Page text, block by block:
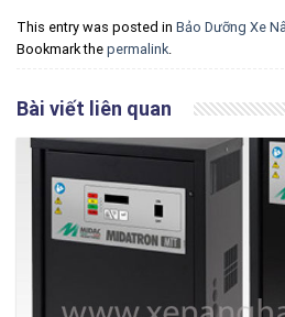
This entry was posted in Bảo Dưỡng Xe
Bookmark the permalink
Bài viết liên quan